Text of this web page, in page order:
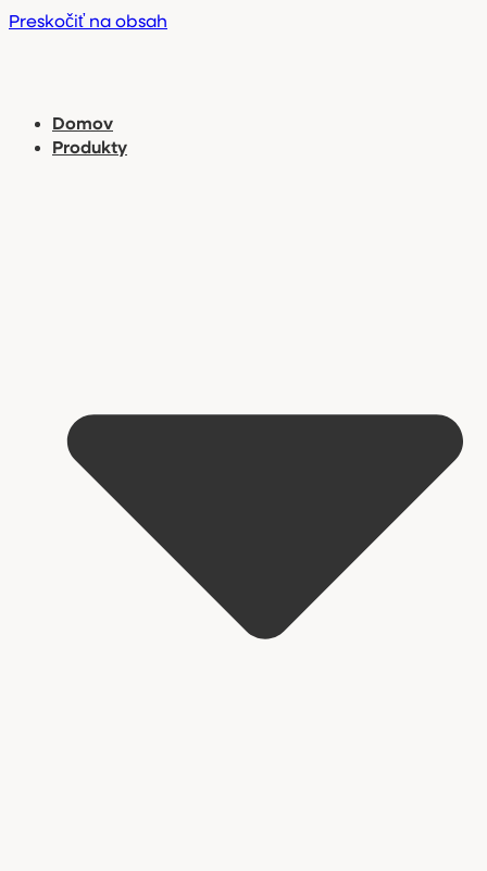
Preskočiť na obsah
Domov
Produkty